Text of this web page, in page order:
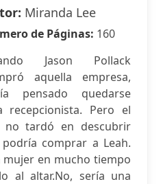
Miranda Lee
de Páginas: 160
Jason Pollack
aquella empresa,
pensado quedarse
Pero el
no tardó en descubrir
comprar a Leah.
en mucho tiempo
al altar.No, sería una